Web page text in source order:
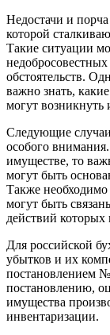
Недостачи и
которой
Такие ситуации
обстоятельств.
важно знать,
могут возникнуть
Следующие
особого
имуществе, то
могут быть
Также необходимо
могут быть
действий которых
Для российской
убытков и их
постановлением
постановлению,
имущества
инвентаризации.